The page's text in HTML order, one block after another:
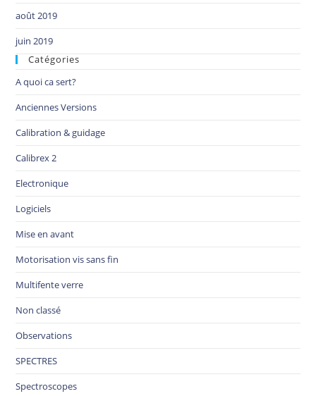
août 2019
juin 2019
Catégories
A quoi ca sert?
Anciennes Versions
Calibration & guidage
Calibrex 2
Electronique
Logiciels
Mise en avant
Motorisation vis sans fin
Multifente verre
Non classé
Observations
SPECTRES
Spectroscopes